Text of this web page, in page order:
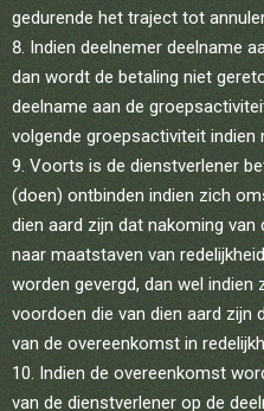
gedurende het traject tot
Indien deelnemer deelname
dan wordt de betaling niet
deelname aan de
volgende groepsactiviteit indien
Voorts is de dienstverlener
(doen) ontbinden indien zich
dien aard zijn dat nakoming
naar maatstaven van
worden gevergd, dan wel
voordoen die van dien aard zijn
van de overeenkomst in
Indien de overeenkomst
van de dienstverlener op de